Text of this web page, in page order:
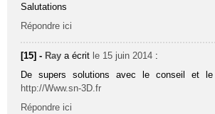
Salutations
Répondre ici
[15] - Ray a écrit le 15 juin 2014 :
De supers solutions avec le conseil et
http://Www.sn-3D.fr
Répondre ici